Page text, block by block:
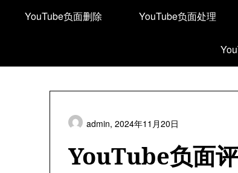
YouTube负面删除 YouTube负面处理
YouTube负面
admin, 2024年11月20日